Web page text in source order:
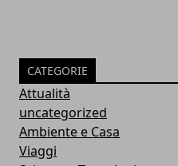
CATEGORIE
Attualità
uncategorized
Ambiente e Casa
Viaggi